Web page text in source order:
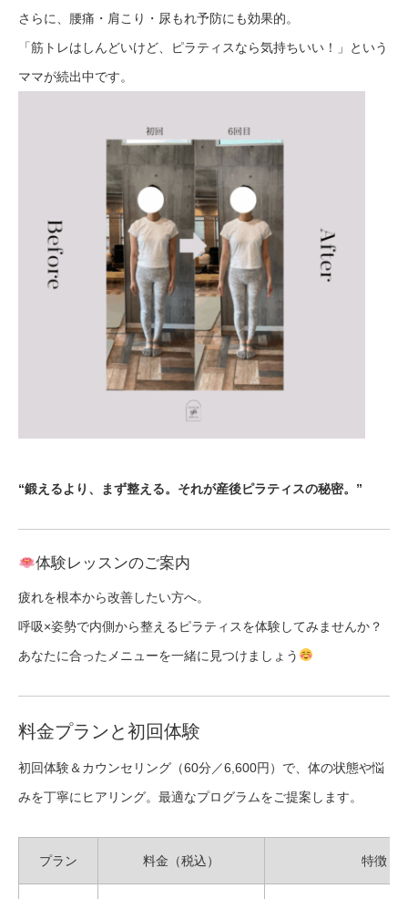
さらに、腰痛・肩こり・尿もれ予防にも効果的。
「筋トレはしんどいけど、ピラティスなら気持ちいい！」という
ママが続出中です。
“鍛えるより、まず整える。それが産後ピラティスの秘密。”
体験レッスンのご案内
疲れを根本から改善したい方へ。
呼吸×姿勢で内側から整えるピラティスを体験してみませんか？
あなたに合ったメニューを一緒に見つけましょう
料金プランと初回体験
初回体験＆カウンセリング（60分／6,600円）で、体の状態や悩
みを丁寧にヒアリング。最適なプログラムをご提案します。
プラン 料金（税込） 特徴